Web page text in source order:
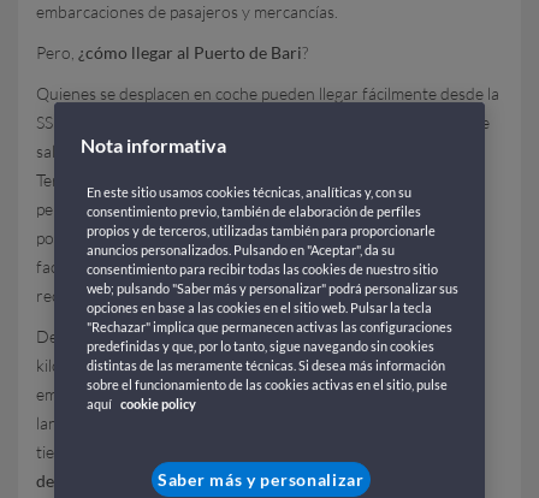
embarcaciones de pasajeros y mercancías.
Pero, ¿cómo llegar al Puerto de Bari?
Quienes se desplacen en coche pueden llegar fácilmente desde la
SS16 Adriática; viniendo desde el norte por la autopista A14, se
sale en Bari Nord y se siguen las indicaciones hacia “Porto –
Terminal Crociere e Traghetti”. Desde el sur, la misma SS16
permite el acceso con señales viales claras. Dentro del área
portuaria, la vialidad está gestionada de forma funcional para
facilitar la llegada de vehículos y pasajeros, con limitaciones y
recorridos dedicados a los vehículos en fase de embarque.
Desde laestación de tren Bari Centrale, situada a unos 3
kilómetros del puerto, las opciones para llegar a la zona de
embarque incluyen taxis, autobuses urbanos (líneas 20 y 50) y
lanzaderas específicas para los pasajeros en tránsito, con un
tiempo de trayecto medio de 10-15 minutos. Paralelamente,
desde el aeropuerto internacionalKarol Wojtyła (a unos 15
Nota informativa
En este sitio usamos cookies técnicas, analíticas y, con su
consentimiento previo, también de elaboración de perfiles
propios y de terceros, utilizadas también para proporcionarle
anuncios personalizados. Pulsando en "Aceptar", da su
consentimiento para recibir todas las cookies de nuestro sitio
web; pulsando "Saber más y personalizar" podrá personalizar sus
opciones en base a las cookies en el sitio web. Pulsar la tecla
"Rechazar" implica que permanecen activas las configuraciones
predefinidas y que, por lo tanto, sigue navegando sin cookies
distintas de las meramente técnicas. Si desea más información
sobre el funcionamiento de las cookies activas en el sitio, pulse
aquí cookie policy
Saber más y personalizar